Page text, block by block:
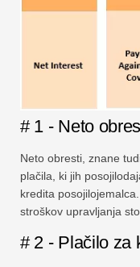
# 1 - Neto
Neto obresti, znane
plačila, ki jih
kredita
stroškov upravljanja
# 2 - Plačilo za